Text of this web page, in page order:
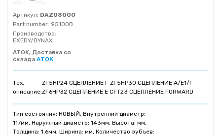
Артикул: DAZ08000
Part number: 95100B
Производство:
EXEDY/DYNAX
ATOK, Доставка со
склада АТОК
Тех.
описание:
ZF5HP24 СЦЕПЛЕНИЕ F ZF5HP30 СЦЕПЛЕНИЕ A/E1/F
ZF6HP32 СЦЕПЛЕНИЕ Е CFT23 СЦЕПЛЕНИЕ FORWARD
Тип состояния: НОВЫЙ, Внутренний диаметр:
117мм, Наружный диаметр: 143мм, Высота: мм,
Толщина: 1,6мм, Ширина: мм, Количество зубъев: